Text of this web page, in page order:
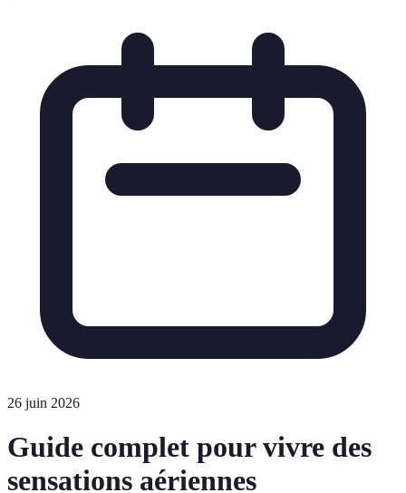
26 juin 2026
Guide complet pour vivre des
sensations aériennes